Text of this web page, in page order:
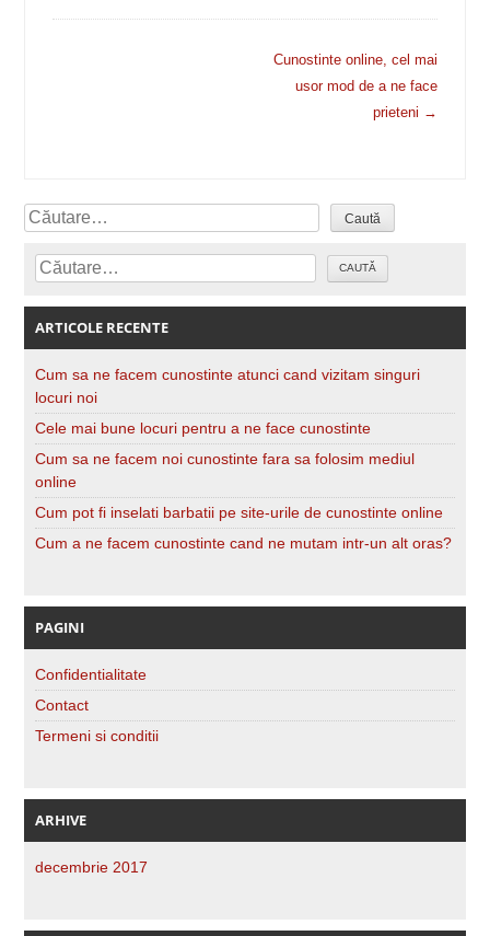
Cunostinte online, cel mai
usor mod de a ne face
prieteni →
Căutare
Căutare
ARTICOLE RECENTE
Cum sa ne facem cunostinte atunci cand vizitam singuri
locuri noi
Cele mai bune locuri pentru a ne face cunostinte
Cum sa ne facem noi cunostinte fara sa folosim mediul
online
Cum pot fi inselati barbatii pe site-urile de cunostinte online
Cum a ne facem cunostinte cand ne mutam intr-un alt oras?
PAGINI
Confidentialitate
Contact
Termeni si conditii
ARHIVE
decembrie 2017